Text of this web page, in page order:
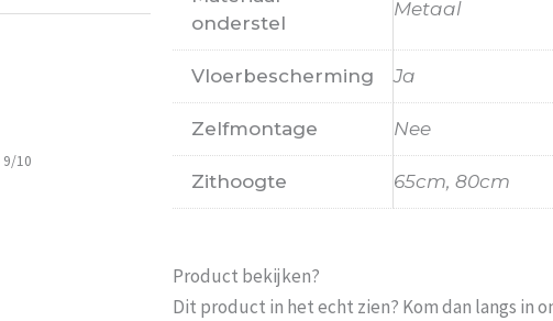
9/10
onderstel
Metaal
Vloerbescherming Ja
Zelfmontage Nee
Zithoogte 65cm, 80cm
Product bekijken?
Dit product in het echt zien? Kom dan langs in